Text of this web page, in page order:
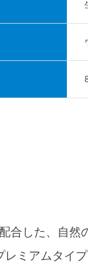
合した、自然
ミアムタイプ